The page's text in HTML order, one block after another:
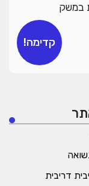
במשק
קדימה!
דריבית